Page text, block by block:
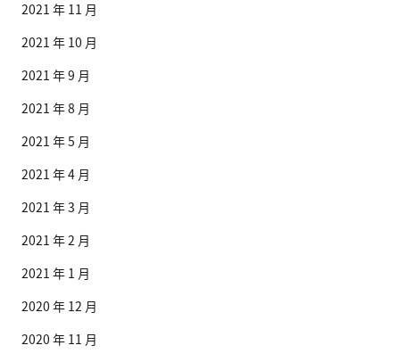
2021 年 11 月
2021 年 10 月
2021 年 9 月
2021 年 8 月
2021 年 5 月
2021 年 4 月
2021 年 3 月
2021 年 2 月
2021 年 1 月
2020 年 12 月
2020 年 11 月